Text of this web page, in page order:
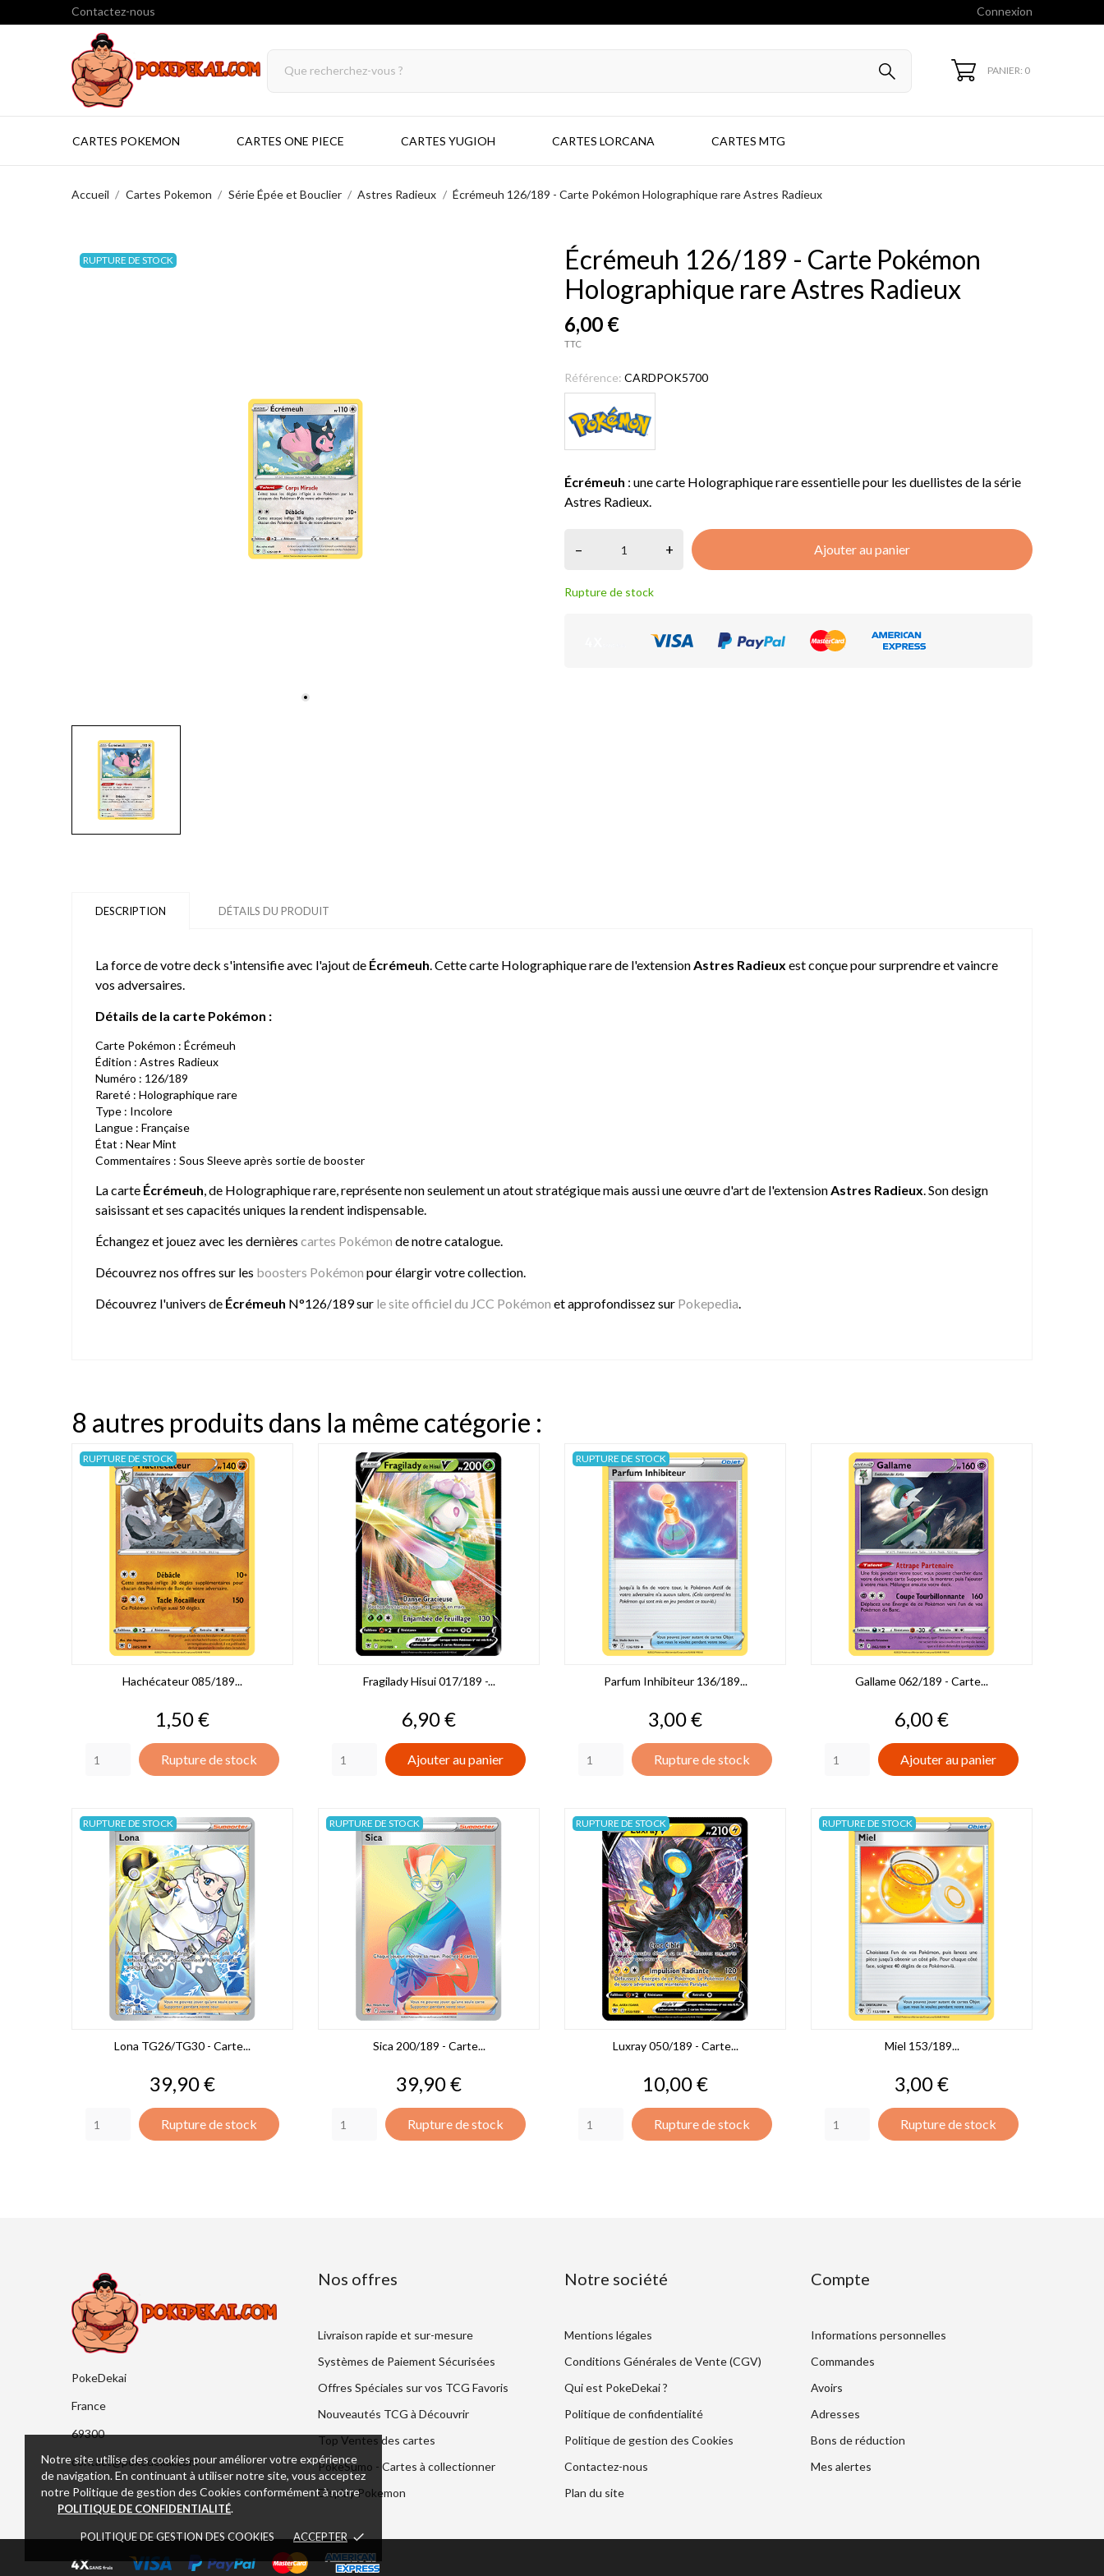
Notre site utilise des cookies pour améliorer votre expérience
de navigation. En continuant à utiliser notre site, vous acceptez
notre Politique de gestion des Cookies conformément à notre
POLITIQUE DE CONFIDENTIALITÉ.
POLITIQUE DE GESTION DES COOKIES ACCEPTER done
Contactez-nous Connexion
PANIER: 0
CARTES POKEMON CARTES ONE PIECE CARTES YUGIOH CARTES LORCANA CARTES MTG
Accueil Cartes Pokemon Série Épée et Bouclier Astres Radieux Écrémeuh 126/189 - Carte Pokémon Holographique rare Astres Radieux
RUPTURE DE STOCK
Écrémeuh 126/189 - Carte Pokémon
Holographique rare Astres Radieux
6,00 €
TTC
Référence: CARDPOK5700
Écrémeuh : une carte Holographique rare essentielle pour les duellistes de la série
Astres Radieux.
– + Ajouter au panier
Rupture de stock
DESCRIPTION DÉTAILS DU PRODUIT
La force de votre deck s'intensifie avec l'ajout de Écrémeuh. Cette carte Holographique rare de l'extensionAstres Radieux est conçue pour surprendre et vaincre
vos adversaires.
Détails de la carte Pokémon :
Carte Pokémon : Écrémeuh
Édition : Astres Radieux
Numéro : 126/189
Rareté : Holographique rare
Type : Incolore
Langue : Française
État : Near Mint
Commentaires : Sous Sleeve après sortie de booster
La carte Écrémeuh, de Holographique rare, représente non seulement un atout stratégique mais aussi une œuvre d'art de l'extensionAstres Radieux. Son design
saisissant et ses capacités uniques la rendent indispensable.
Échangez et jouez avec les dernières cartes Pokémon de notre catalogue.
Découvrez nos offres sur les boosters Pokémon pour élargir votre collection.
Découvrez l'univers de Écrémeuh N°126/189 sur le site officiel du JCC Pokémon et approfondissez sur Pokepedia.
8 autres produits dans la même catégorie :
Hachécateur 085/189...
Prix
1,50 €
Rupture de stock
RUPTURE DE STOCK
Fragilady Hisui 017/189 -...
Prix
6,90 €
Ajouter au panier
Parfum Inhibiteur 136/189...
Prix
3,00 €
Rupture de stock
RUPTURE DE STOCK
Gallame 062/189 - Carte...
Prix
6,00 €
Ajouter au panier
Lona TG26/TG30 - Carte...
Prix
39,90 €
Rupture de stock
RUPTURE DE STOCK
Sica 200/189 - Carte...
Prix
39,90 €
Rupture de stock
RUPTURE DE STOCK
Luxray 050/189 - Carte...
Prix
10,00 €
Rupture de stock
RUPTURE DE STOCK
Miel 153/189...
Prix
3,00 €
Rupture de stock
RUPTURE DE STOCK
PokeDekai
France
69300
contact@pokedekai.com
Nos offres
Livraison rapide et sur-mesure
Systèmes de Paiement Sécurisées
Offres Spéciales sur vos TCG Favoris
Nouveautés TCG à Découvrir
Top Ventes des cartes
PokeSumo - Cartes à collectionner
Display Pokemon
Notre société
Mentions légales
Conditions Générales de Vente (CGV)
Qui est PokeDekai ?
Politique de confidentialité
Politique de gestion des Cookies
Contactez-nous
Plan du site
Compte
Informations personnelles
Commandes
Avoirs
Adresses
Bons de réduction
Mes alertes